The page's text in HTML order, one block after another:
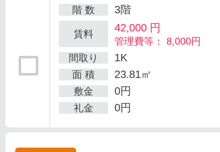
階 数 3階
賃料 42,000 円
管理費等： 8,000円
間取り
1K
面 積 23.81㎡
敷金 0円
礼金 0円